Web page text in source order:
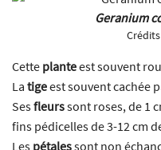
Geranium
Cette planteest souvent
La tigeest souvent cachée
Sesfleurssont roses, de 1
fins pédicelles de 3-12 cm
Les pétalessont non